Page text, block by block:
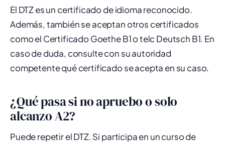
El DTZ es un certificado de idioma reconocido.
Además, también se aceptan otros certificados
como el Certificado Goethe B1 o telc Deutsch B1. En
caso de duda, consulte con su autoridad
competente qué certificado se acepta en su caso.
¿Qué pasa si no apruebo o solo
alcanzo A2?
Puede repetir el DTZ. Si participa en un curso de